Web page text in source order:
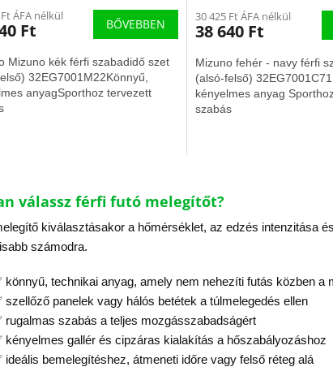
ÁFA nélkül
Ft BŐVEBBEN
Mizuno kék férfi szabadidő szet
32EG7001M22Könnyű,
anyagSporthoz tervezett
30 425 Ft ÁFA nélkül
38 640 Ft
Mizuno fehér - navy férfi
(alsó-felső) 32EG7001C71
kényelmes anyag
szabás
t
á
n
t
á
válassz férfi futó melegítőt?
kiválasztásakor a hőmérséklet, az edzés intenzitása
számodra.
könnyű, technikai anyag, amely nem nehezíti futás közben a
szellőző panelek vagy hálós betétek a túlmelegedés ellen
rugalmas szabás a teljes mozgásszabadságért
kényelmes gallér és cipzáras kialakítás a hőszabályozáshoz
ideális bemelegítéshez, átmeneti időre vagy felső réteg alá